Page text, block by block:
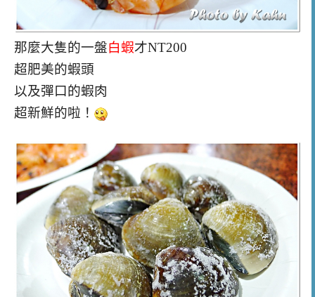
那麼大隻的一盤白蝦才NT200
超肥美的蝦頭
以及彈口的蝦肉
超新鮮的啦！